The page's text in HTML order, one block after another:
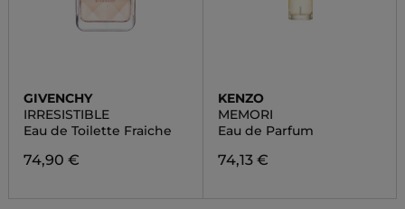
GIVENCHY
IRRESISTIBLE
Eau de Toilette Fraiche
74,90 €
KENZO
MEMORI
Eau de Parfum
74,13 €